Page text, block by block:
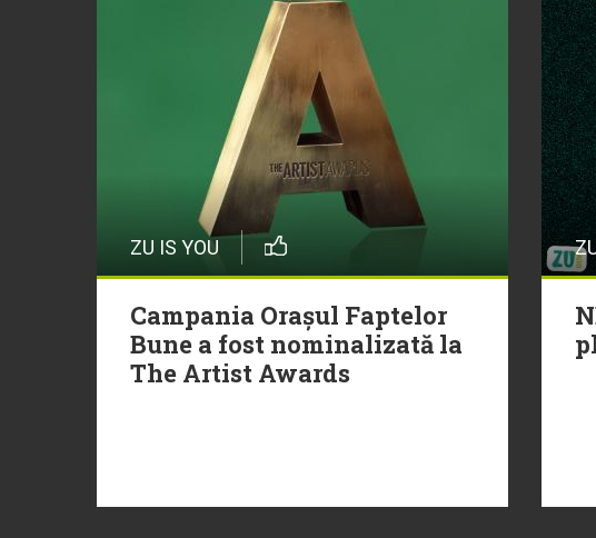
ZU IS YOU
Campania Orașul Faptelor
Bune a fost nominalizată la
The Artist Awards